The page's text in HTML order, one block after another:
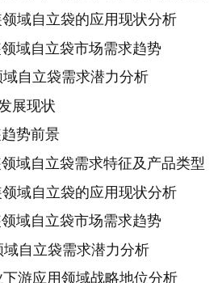
域自立袋的应用现状分析
域自立袋市场需求趋势
自立袋需求潜力分析
展现状
势前景
域自立袋需求特征及产品类型
域自立袋的应用现状分析
域自立袋市场需求趋势
自立袋需求潜力分析
游应用领域战略地位分析